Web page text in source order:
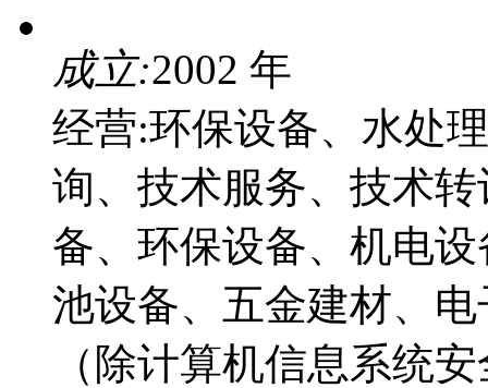
成立:2002 年
经营:环保设备、水处
询、技术服务、技术
备、环保设备、机电
池设备、五金建材、
（除计算机信息系统